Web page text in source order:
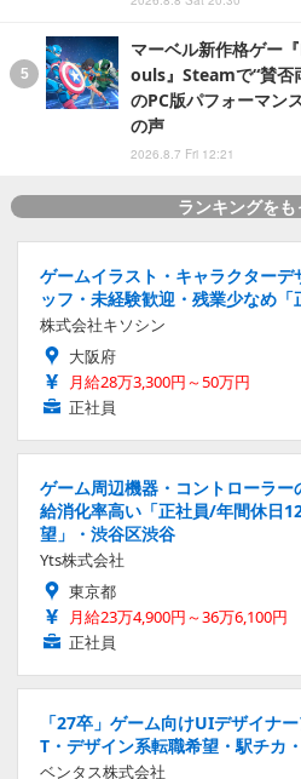
マーベル新作格ゲー
ouls』Steamで“賛否
のPC版パフォーマン
の声
2026.8.7 Fri 12:21
ランキングをも
ゲームイラスト・キャラクターデ
ッフ・未経験歓迎・残業少なめ「
株式会社キソシン
大阪府
月給28万3,300円～50万円
正社員
ゲーム周辺機器・コントローラ
給消化率高い「正社員/年間休日
望」・渋谷区渋谷
Yts株式会社
東京都
月給23万4,900円～36万6,100円
正社員
「27卒」ゲーム向けUIデザイナ
T・デザイン系転職希望・駅チカ
ベンタス株式会社